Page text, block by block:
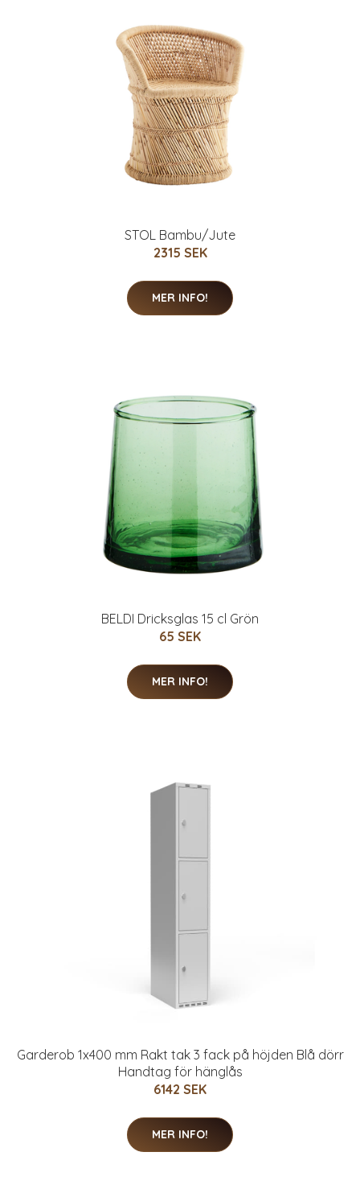
STOL Bambu/Jute
2315 SEK
MER INFO!
BELDI Dricksglas 15 cl Grön
65 SEK
MER INFO!
Garderob 1x400 mm Rakt tak 3 fack på höjden Blå dörr
Handtag för hänglås
6142 SEK
MER INFO!